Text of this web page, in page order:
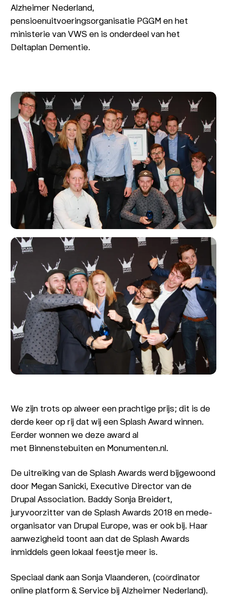
Alzheimer Nederland,
pensioenuitvoeringsorganisatie PGGM en het
ministerie van VWS en is onderdeel van het
Deltaplan Dementie.
We zijn trots op alweer een prachtige prijs; dit is de
derde keer op rij dat wij een Splash Award winnen.
Eerder wonnen we deze award al
met Binnenstebuiten en Monumenten.nl.
De uitreiking van de Splash Awards werd bijgewoond
door Megan Sanicki, Executive Director van de
Drupal Association. Baddy Sonja Breidert,
juryvoorzitter van de Splash Awards 2018 en mede-
organisator van Drupal Europe, was er ook bij. Haar
aanwezigheid toont aan dat de Splash Awards
inmiddels geen lokaal feestje meer is.
Speciaal dank aan Sonja Vlaanderen, (coördinator
online platform & Service bij Alzheimer Nederland).